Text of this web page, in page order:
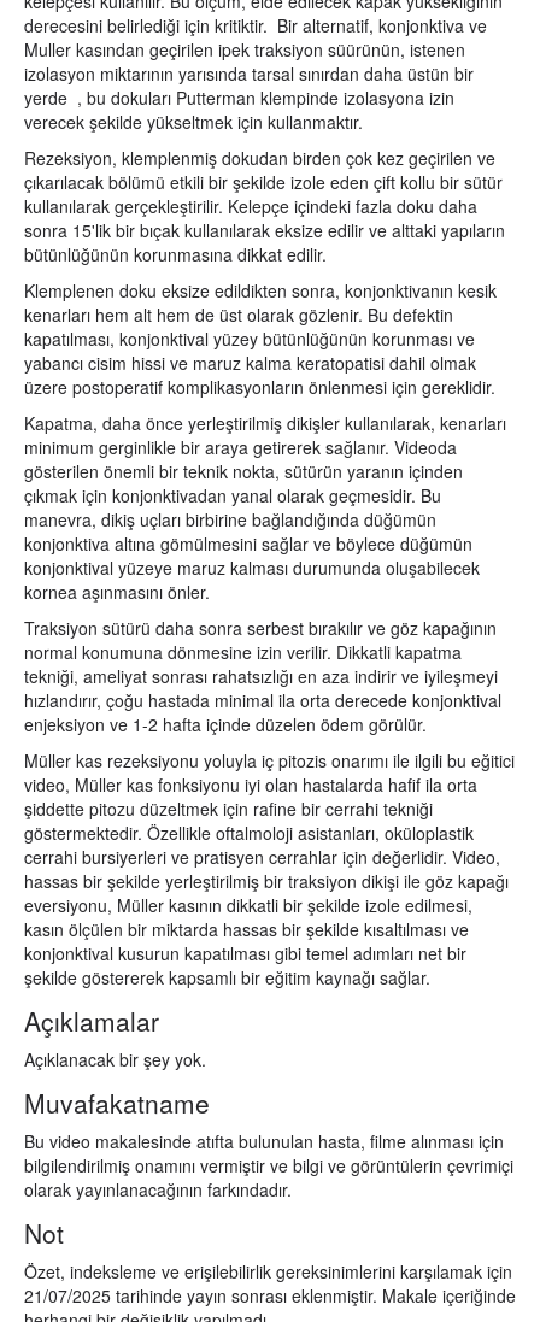
derecesini belirlediği için kritiktir. Bir alternatif, konjonktiva ve
Muller kasından geçirilen ipek traksiyon süürünün, istenen
izolasyon miktarının yarısında tarsal sınırdan daha üstün bir
yerde , bu dokuları Putterman klempinde izolasyona izin
verecek şekilde yükseltmek için kullanmaktır.
Rezeksiyon, klemplenmiş dokudan birden çok kez geçirilen ve
çıkarılacak bölümü etkili bir şekilde izole eden çift kollu bir sütür
kullanılarak gerçekleştirilir. Kelepçe içindeki fazla doku daha
sonra 15'lik bir bıçak kullanılarak eksize edilir ve alttaki yapıların
bütünlüğünün korunmasına dikkat edilir.
Klemplenen doku eksize edildikten sonra, konjonktivanın kesik
kenarları hem alt hem de üst olarak gözlenir. Bu defektin
kapatılması, konjonktival yüzey bütünlüğünün korunması ve
yabancı cisim hissi ve maruz kalma keratopatisi dahil olmak
üzere postoperatif komplikasyonların önlenmesi için gereklidir.
Kapatma, daha önce yerleştirilmiş dikişler kullanılarak, kenarları
minimum gerginlikle bir araya getirerek sağlanır. Videoda
gösterilen önemli bir teknik nokta, sütürün yaranın içinden
çıkmak için konjonktivadan yanal olarak geçmesidir. Bu
manevra, dikiş uçları birbirine bağlandığında düğümün
konjonktiva altına gömülmesini sağlar ve böylece düğümün
konjonktival yüzeye maruz kalması durumunda oluşabilecek
kornea aşınmasını önler.
Traksiyon sütürü daha sonra serbest bırakılır ve göz kapağının
normal konumuna dönmesine izin verilir. Dikkatli kapatma
tekniği, ameliyat sonrası rahatsızlığı en aza indirir ve iyileşmeyi
hızlandırır, çoğu hastada minimal ila orta derecede konjonktival
enjeksiyon ve 1-2 hafta içinde düzelen ödem görülür.
Müller kas rezeksiyonu yoluyla iç pitozis onarımı ile ilgili bu eğitici
video, Müller kas fonksiyonu iyi olan hastalarda hafif ila orta
şiddette pitozu düzeltmek için rafine bir cerrahi tekniği
göstermektedir. Özellikle oftalmoloji asistanları, oküloplastik
cerrahi bursiyerleri ve pratisyen cerrahlar için değerlidir. Video,
hassas bir şekilde yerleştirilmiş bir traksiyon dikişi ile göz kapağı
eversiyonu, Müller kasının dikkatli bir şekilde izole edilmesi,
kasın ölçülen bir miktarda hassas bir şekilde kısaltılması ve
konjonktival kusurun kapatılması gibi temel adımları net bir
şekilde göstererek kapsamlı bir eğitim kaynağı sağlar.
Açıklamalar
Açıklanacak bir şey yok.
Muvafakatname
Bu video makalesinde atıfta bulunulan hasta, filme alınması için
bilgilendirilmiş onamını vermiştir ve bilgi ve görüntülerin çevrimiçi
olarak yayınlanacağının farkındadır.
Not
Özet, indeksleme ve erişilebilirlik gereksinimlerini karşılamak için
21/07/2025 tarihinde yayın sonrası eklenmiştir. Makale içeriğinde